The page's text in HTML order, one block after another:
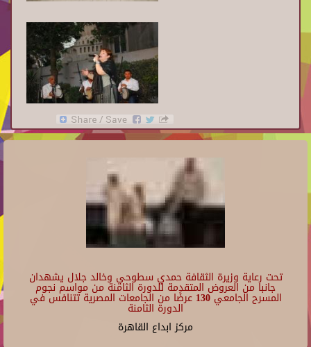
تحت رعاية وزيرة الثقافة حمدي سطوحي وخالد جلال يشهدان
جانبا من العروض المتقدمة للدورة الثامنة من مواسم نجوم
المسرح الجامعي 130 عرضًا من الجامعات المصرية تتنافس في
الدورة الثامنة
مركز ابداع القاهرة